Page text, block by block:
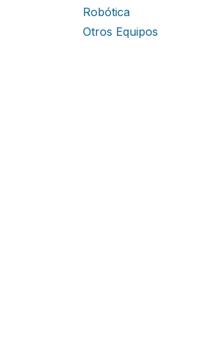
Robótica
Otros Equipos